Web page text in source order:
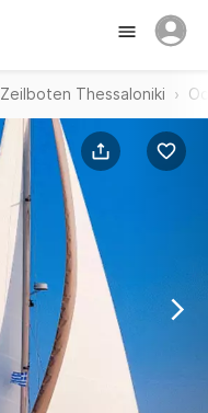
Zeilboten Thessaloniki